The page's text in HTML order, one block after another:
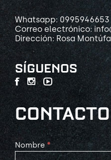
Whatsapp: 0995946653
Correo electrónico:
Dirección: Rosa
SÍGUENOS
Contact
Us
Nombre *